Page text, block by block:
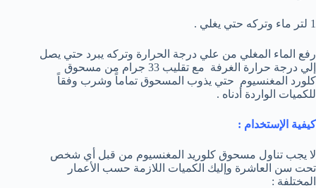
1 لتر ماء وتركه حتي يغلي .
رفع الماء المغلي من علي درجة الحرارة وتركه يبرد حتي يصل
إلي درجة حرارة الغرفة مع تقليب 33 جرام من مسحوق
كلورد المغنسيوم حتي يذوب المسحوق تماماً وشرب وفقاً
للكميات الواردة أدناه .
كيفية الإستخدام :
لا يجب تناول مسحوق كلوريد المغنسيوم من قبل أي شخص
تحت سن العاشرة وإليك الكميات اللازمة حسب الأعمار
المختلفة :